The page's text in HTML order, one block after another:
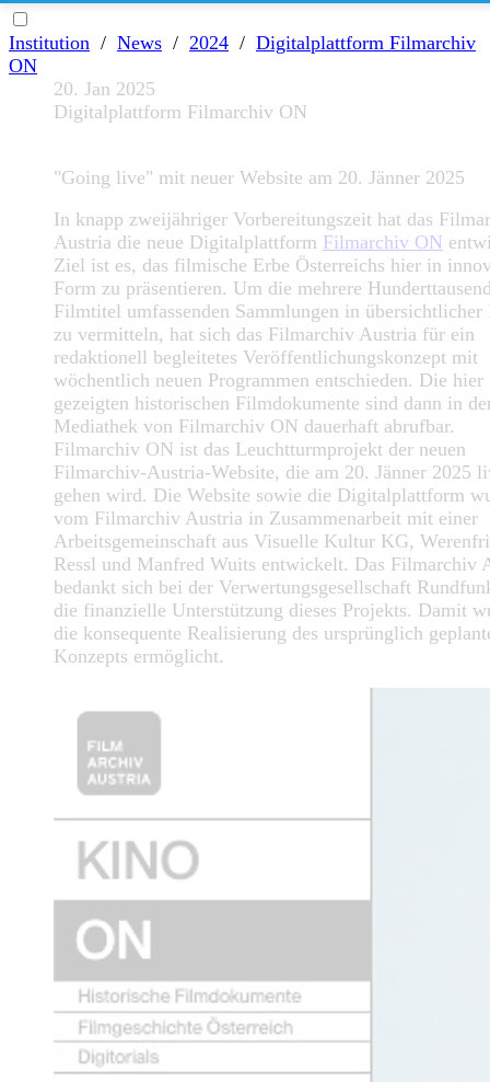
Institution / News / 2024 / Digitalplattform Filmarchiv
ON
20. Jan 2025
Digitalplattform Filmarchiv ON
"Going live" mit neuer Website am 20. Jänner 2025
In knapp zweijähriger Vorbereitungszeit hat das
Austria die neue Digitalplattform Filmarchiv ON
Ziel ist es, das filmische Erbe Österreichs hier in
Form zu präsentieren. Um die mehrere
Filmtitel umfassenden Sammlungen in übersichtlicher
zu vermitteln, hat sich das Filmarchiv Austria für ein
redaktionell begleitetes Veröffentlichungskonzept mit
wöchentlich neuen Programmen entschieden. Die hier
gezeigten historischen Filmdokumente sind dann in
Mediathek von Filmarchiv ON dauerhaft abrufbar.
Filmarchiv ON ist das Leuchtturmprojekt der neuen
Filmarchiv-Austria-Website, die am 20. Jänner 2025
gehen wird. Die Website sowie die Digitalplattform
vom Filmarchiv Austria in Zusammenarbeit mit einer
Arbeitsgemeinschaft aus Visuelle Kultur KG,
Ressl und Manfred Wuits entwickelt. Das Filmarchiv
bedankt sich bei der Verwertungsgesellschaft
die finanzielle Unterstützung dieses Projekts. Damit
die konsequente Realisierung des ursprünglich
Konzepts ermöglicht.